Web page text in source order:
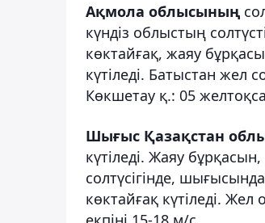
Ақмола облысының
күндіз облыстың
көктайғақ, жаяу
күтіледі. Батыстан жел
Көкшетау қ.: 05
Шығыс Қазақстан
күтіледі. Жаяу
солтүсігінде,
көктайғақ күтіледі. Жел